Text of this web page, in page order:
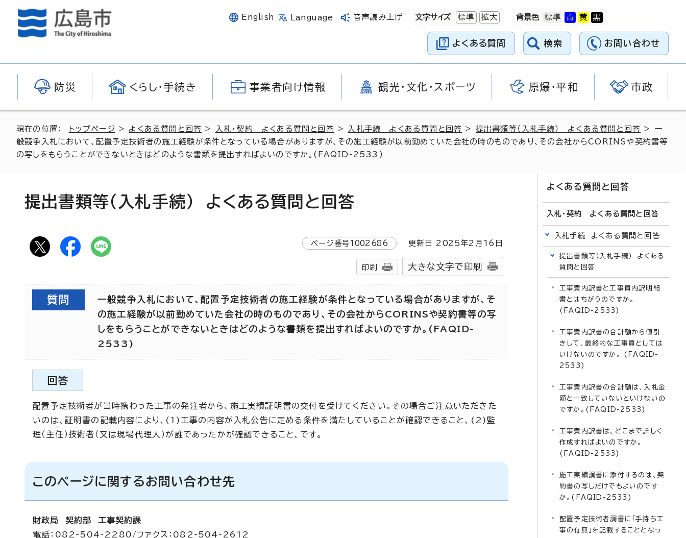
English Language 音声読み上げ 文字サイズ 標準 拡大 背景色
よくある質問 検索 お問い合わせ
防災 くらし・手続き 事業者向け情報 観光・文化・スポーツ 原爆・平和 市政
現在の位置： トップページ > よくある質問と回答 > 入札・契約 よくある質問と回答 > 入札手続 よくある質問と回答 > 提出書類等（入札手続） よくある質問と回答 > 一
般競争入札において、配置予定技術者の施工経験が条件となっている場合がありますが、その施工経験が以前勤めていた会社の時のものであり、その会社からCORINSや契約書等
の写しをもらうことができないときはどのような書類を提出すればよいのですか。(FAQID-2533)
提出書類等（入札手続） よくある質問と回答
ページ番号1002686 更新日 2025年2月 16 日
印刷 大きな文字で印刷
質問
一般競争入札において、配置予定技術者の施工経験が条件となっている場合がありますが、そ
の施工経験が以前勤めていた会社の時のものであり、その会社からCORINSや契約書等の写
しをもらうことができないときはどのような書類を提出すればよいのですか。(FAQID-
2533)
回答
配置予定技術者が当時携わった工事の発注者から、施工実績証明書の交付を受けてください。その場合ご注意いただきた
いのは、証明書の記載内容により、(1)工事の内容が入札公告に定める条件を満たしていることが確認できること、(2)監
理（主任）技術者（又は現場代理人）が誰であったかが確認できること、です。
このページに関するお問い合わせ先
財政局 契約部 工事契約課
電話：082-504-2280/ファクス：082-504-2612
よくある質問と回答
入札・契約 よくある質問と回答
入札手続 よくある質問と回答
提出書類等（入札手続） よくある
質問と回答
工事費内訳書と工事費内訳明細
書とはちがうのですか。
(FAQID-2533)
工事費内訳書の合計額から値引
きして、最終的な工事費としては
いけないのですか。 (FAQID-
2533)
工事費内訳書の合計額は、入札金
額と一致していないといけないの
ですか。(FAQID-2533)
工事費内訳書は、どこまで詳しく
作成すればよいのですか。
(FAQID-2533)
施工実績調書に添付するのは、契
約書の写しだけでもよいのです
か。(FAQID-2533)
配置予定技術者調書に「手持ち工
事の有無」を記載することとなっ